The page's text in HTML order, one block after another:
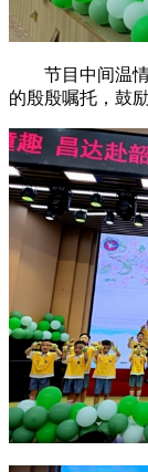
节目中间温
的殷殷嘱托，鼓